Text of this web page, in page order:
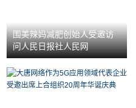
围美辣妈减肥创始人受邀访
问人民日报社人民网